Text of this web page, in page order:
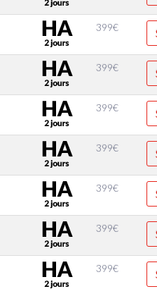
399€
399€
399€
399€
399€
399€
399€